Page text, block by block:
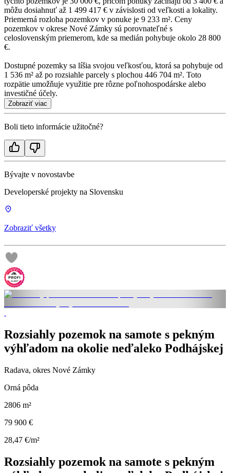
môžu dosiahnuť až 1 499 417 € v závislosti od veľkosti a lokality.
Priemerná rozloha pozemkov v ponuke je 9 233 m². Ceny
pozemkov v okrese Nové Zámky sú porovnateľné s
celoslovenským priemerom, kde sa medián pohybuje okolo 28 800
€.
Dostupné pozemky sa líšia svojou veľkosťou, ktorá sa pohybuje od
1 536 m² až po rozsiahle parcely s plochou 446 704 m². Toto
rozpätie umožňuje využitie pre rôzne poľnohospodárske alebo
investičné účely.
Zobraziť viac
Boli tieto informácie užitočné?
Bývajte v novostavbe
Developerské projekty na Slovensku
Zobraziť všetky
Rozsiahly pozemok na samote s pekným
výhľadom na okolie neďaleko Podhájskej
Radava, okres Nové Zámky
Orná pôda
2806 m²
79 900 €
28,47 €/m²
Rozsiahly pozemok na samote s pekným